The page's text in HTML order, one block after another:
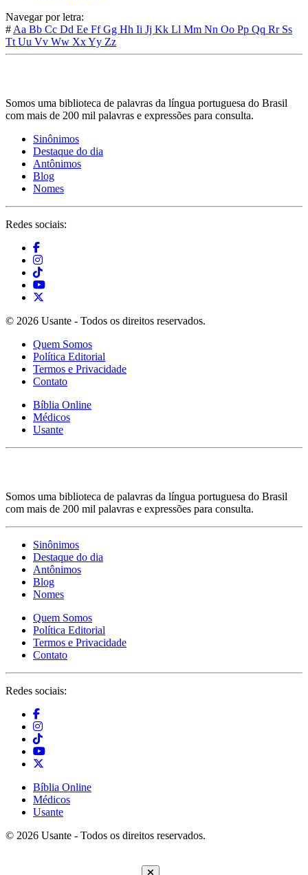
Navegar por letra:
# Aa Bb Cc Dd Ee FfGg Hh Ii Jj Kk Ll Mm Nn Oo Pp Qq Rr Ss
Tt Uu Vv Ww XxYy Zz
Somos uma biblioteca de palavras da língua portuguesa do Brasil
com mais de 200 mil palavras e expressões para consulta.
Sinônimos
Destaque do dia
Antônimos
Blog
Nomes
Redes sociais:
© 2026 Usante - Todos os direitos reservados.
Quem Somos
Política Editorial
Termos e Privacidade
Contato
Bíblia Online
Médicos
Usante
Somos uma biblioteca de palavras da língua portuguesa do Brasil
com mais de 200 mil palavras e expressões para consulta.
Sinônimos
Destaque do dia
Antônimos
Blog
Nomes
Quem Somos
Política Editorial
Termos e Privacidade
Contato
Redes sociais:
Bíblia Online
Médicos
Usante
© 2026 Usante - Todos os direitos reservados.